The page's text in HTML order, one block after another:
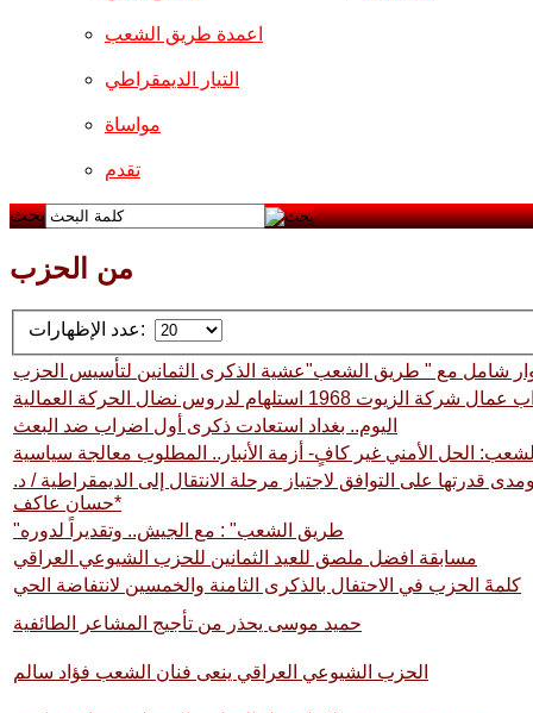
اعمدة طريق الشعب
التيار الديمقراطي
مواساة
تقدم
بحث
من الحزب
عدد الإظهارات:
شامل مع " طريق الشعب"عشية الذكرى الثمانين لتأسيس الحزب
اليوم.. بغداد استعادت ذكرى أول اضراب ضد البعث
الحل الأمني غير كافٍ- أزمة الأنبار.. المطلوب معالجة سياسية
قدرتها على التوافق لاجتياز مرحلة الانتقال إلى الديمقراطية / د.
حسان عاكف*
"طريق الشعب" : مع الجيش.. وتقديراً لدوره
مسابقة افضل ملصق للعيد الثمانين للحزب الشيوعي العراقي
كلمةَ الحزب في الاحتفال بالذكرى الثامنة والخمسين لانتفاضة الحي
حميد موسى يحذر من تأجيج المشاعر الطائفية
الحزب الشيوعي العراقي ينعى فنان الشعب فؤاد سالم